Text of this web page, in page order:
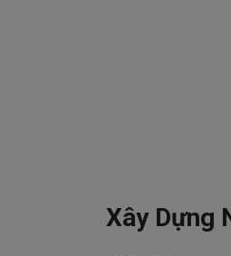
Xây Dựng